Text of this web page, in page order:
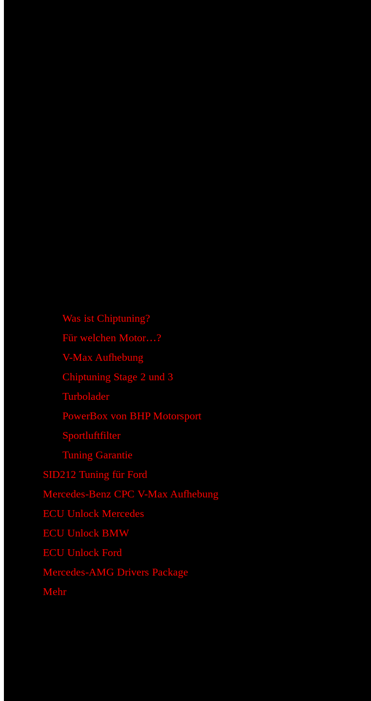
Was ist Chiptuning?
Für welchen Motor…?
V-Max Aufhebung
Chiptuning Stage 2 und 3
Turbolader
PowerBox von BHP Motorsport
Sportluftfilter
Tuning Garantie
SID212 Tuning für Ford
Mercedes-Benz CPC V-Max Aufhebung
ECU Unlock Mercedes
ECU Unlock BMW
ECU Unlock Ford
Mercedes-AMG Drivers Package
Mehr